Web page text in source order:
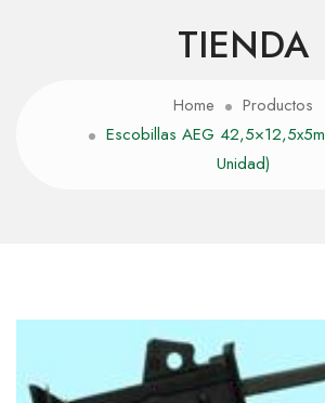
TIENDA
Home
Productos
Escobillas AEG
Unidad)